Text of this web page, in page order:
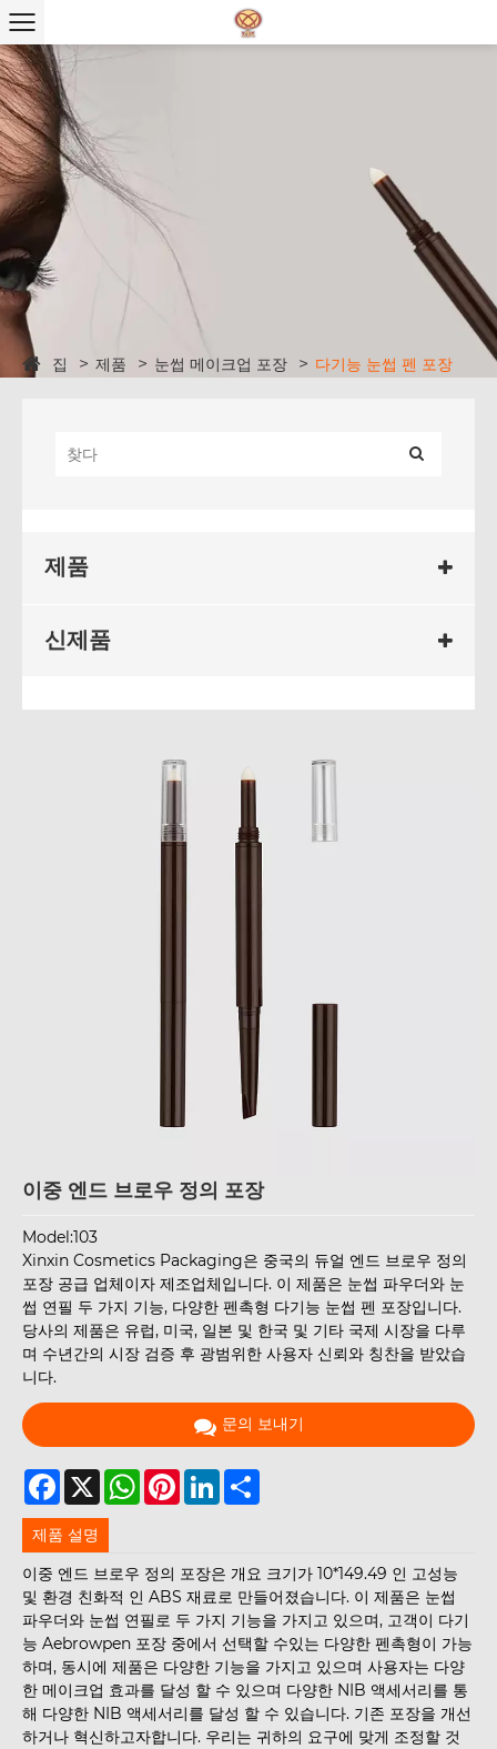
집 제품 눈썹 메이크업 포장 다기능 눈썹 펜 포장
제품
신제품
이중 엔드 브로우 정의 포장
Model:103
Xinxin Cosmetics Packaging은 중국의 듀얼 엔드 브로우 정의
포장 공급 업체이자 제조업체입니다. 이 제품은 눈썹 파우더와 눈
썹 연필 두 가지 기능, 다양한 펜촉형 다기능 눈썹 펜 포장입니다.
당사의 제품은 유럽, 미국, 일본 및 한국 및 기타 국제 시장을 다루
며 수년간의 시장 검증 후 광범위한 사용자 신뢰와 칭찬을 받았습
니다.
문의 보내기
Facebook
X WhatsAppPinterestLinkedIn
제품 설명
이중 엔드 브로우 정의 포장은 개요 크기가 10*149.49 인 고성능
및 환경 친화적 인 ABS 재료로 만들어졌습니다. 이 제품은 눈썹
파우더와 눈썹 연필로 두 가지 기능을 가지고 있으며, 고객이 다기
능 Aebrowpen 포장 중에서 선택할 수있는 다양한 펜촉형이 가능
하며, 동시에 제품은 다양한 기능을 가지고 있으며 사용자는 다양
한 메이크업 효과를 달성 할 수 있으며 다양한 NIB 액세서리를 통
해 다양한 NIB 액세서리를 달성 할 수 있습니다. 기존 포장을 개선
하거나 혁신하고자합니다. 우리는 귀하의 요구에 맞게 조정할 것